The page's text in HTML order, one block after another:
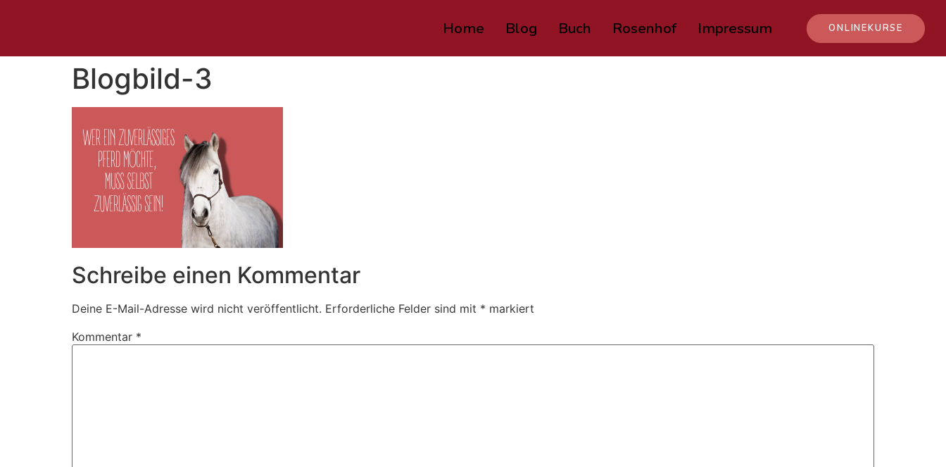
Home Blog Buch Rosenhof Impressum ONLINEKURSE
Blogbild-3
Schreibe einen Kommentar
Deine E-Mail-Adresse wird nicht veröffentlicht. Erforderliche Felder sind mit * markiert
Kommentar *